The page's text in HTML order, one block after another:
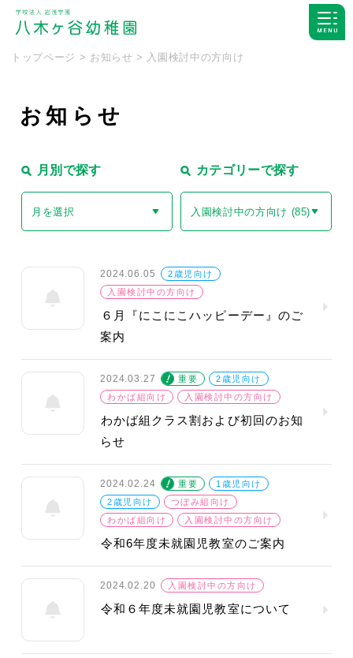
トップページ > お知らせ > 入園検討中の方向け
お知 らせ
月別で探す
月を選択
カテゴリーで探す
入園検討中の方向け (85)
2024.06.05
2歳児向け
入園検討中の方向け
６月『にこにこハッピーデー』のご
案内
2024.03.27 重要
2歳児向け
わかば組向け
入園検討中の方向け
わかば組クラス割および初回のお知
らせ
2024.02.24 重要
1歳児向け
2歳児向け
つぼみ組向け
わかば組向け
入園検討中の方向け
令和6年度未就園児教室のご案内
2024.02.20 入園検討中の方向け
令和６年度未就園児教室について